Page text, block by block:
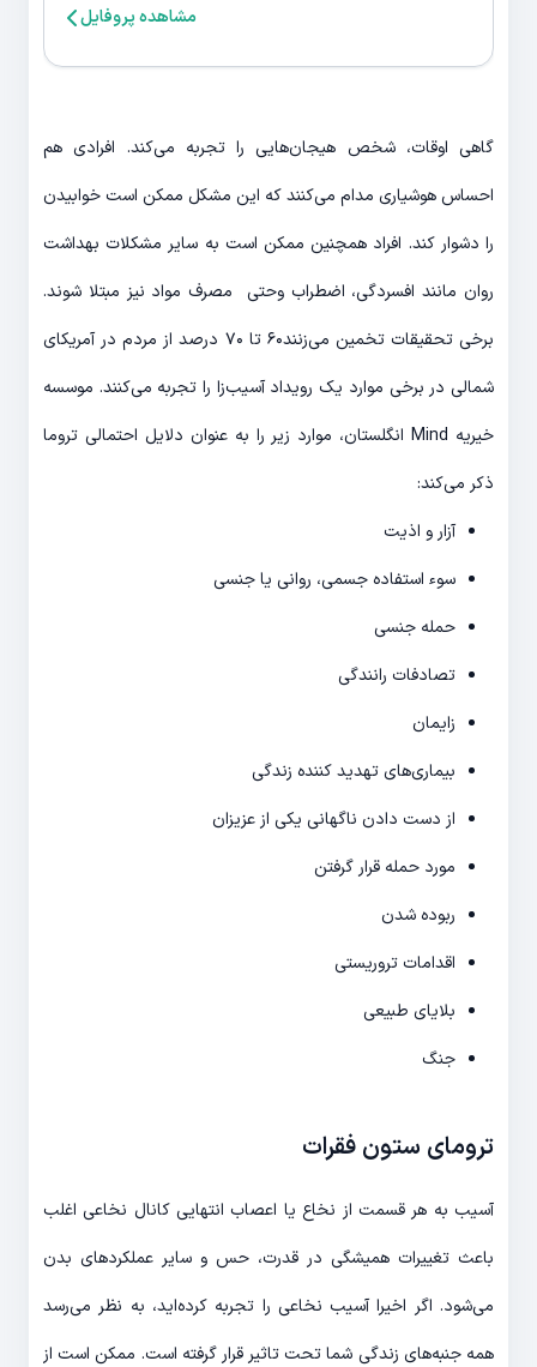
مشاهده پروفایل
گاهی اوقات، شخص هیجان‌هایی را تجربه می‌کند. افرادی هم
احساس هوشیاری مدام می‌کنند که این مشکل ممکن است خوابیدن
را دشوار کند. افراد همچنین ممکن است به سایر مشکلات بهداشت
روان مانند افسردگی، اضطراب وحتی مصرف مواد نیز مبتلا شوند.
برخی تحقیقات تخمین می‌زنند۶۰ تا ۷۰ درصد از مردم در آمریکای
شمالی در برخی موارد یک رویداد آسیب‌زا را تجربه می‌کنند. موسسه
خیریه Mind انگلستان، موارد زیر را به عنوان دلایل احتمالی تروما
ذکر می‌کند:
آزار و اذیت
سوء استفاده جسمی، روانی یا جنسی
حمله جنسی
تصادفات رانندگی
زایمان
بیماری‌های تهدید کننده زندگی
از دست دادن ناگهانی یکی از عزیزان
مورد حمله قرار گرفتن
ربوده شدن
اقدامات تروریستی
بلایای طبیعی
جنگ
ترومای ستون فقرات
آسیب به هر قسمت از نخاع یا اعصاب انتهایی کانال نخاعی اغلب
باعث تغییرات همیشگی در قدرت، حس و سایر عملکردهای بدن
می‌شود. اگر اخیرا آسیب نخاعی را تجربه کرده‌اید، به نظر می‌رسد
همه جنبه‌های زندگی شما تحت تاثیر قرار گرفته است. ممکن است از